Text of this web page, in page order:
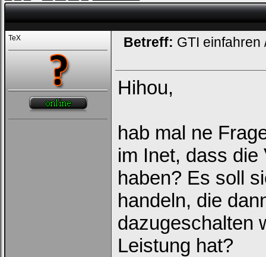
TeX Betreff: GTI
Hihou,
hab mal ne
im Inet, dass
haben? Es soll
handeln, die
dazugeschalten
Leistung hat?